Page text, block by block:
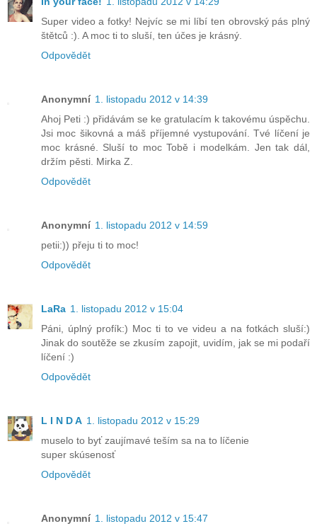
Super video a fotky! Nejvíc se mi líbí ten obrovský pás plný
štětců :). A moc ti to sluší, ten účes je krásný.
Odpovědět
Anonymní 1. listopadu 2012 v 14:39
Ahoj Peti :) přidávám se ke gratulacím k takovému úspěchu.
Jsi moc šikovná a máš příjemné vystupování. Tvé líčení je
moc krásné. Sluší to moc Tobě i modelkám. Jen tak dál,
držím pěsti. Mirka Z.
Odpovědět
Anonymní 1. listopadu 2012 v 14:59
petii:)) přeju ti to moc!
Odpovědět
LaRa 1. listopadu 2012 v 15:04
Páni, úplný profík:) Moc ti to ve videu a na fotkách sluší:)
Jinak do soutěže se zkusím zapojit, uvidím, jak se mi podaří
líčení :)
Odpovědět
L I N D A 1. listopadu 2012 v 15:29
muselo to byť zaujímavé teším sa na to líčenie
super skúsenosť
Odpovědět
Anonymní 1. listopadu 2012 v 15:47